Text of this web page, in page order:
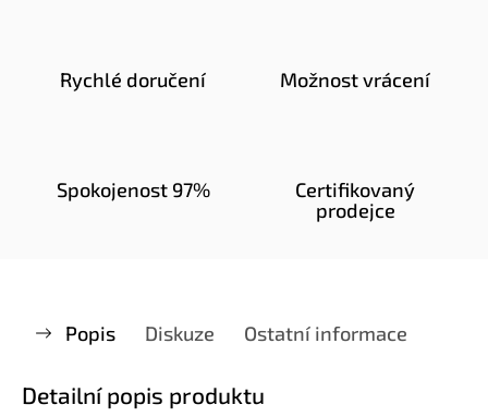
Rychlé doručení Možnost vrácení
Spokojenost 97%
Certifikovaný
prodejce
Popis Diskuze Ostatní informace
Detailní popis produktu